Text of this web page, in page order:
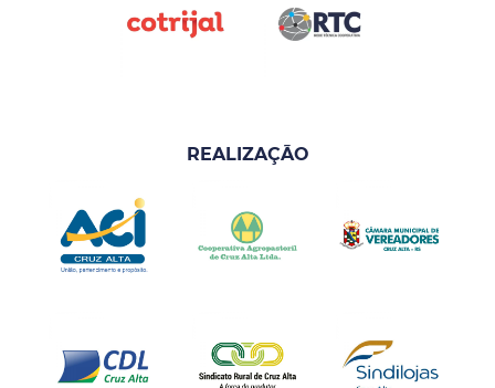
REALIZAÇÃO